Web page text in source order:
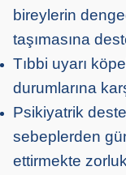
bireylerin
taşımasına
Tıbbi uyarı
durumlarına
Psikiyatrik
sebeplerden
ettirmekte